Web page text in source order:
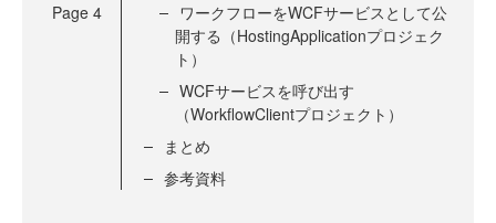
Page 4
ワークフローをWCFサービスとして公
開する（HostingApplicationプロジェク
ト）
WCFサービスを呼び出す
（WorkflowClientプロジェクト）
まとめ
参考資料